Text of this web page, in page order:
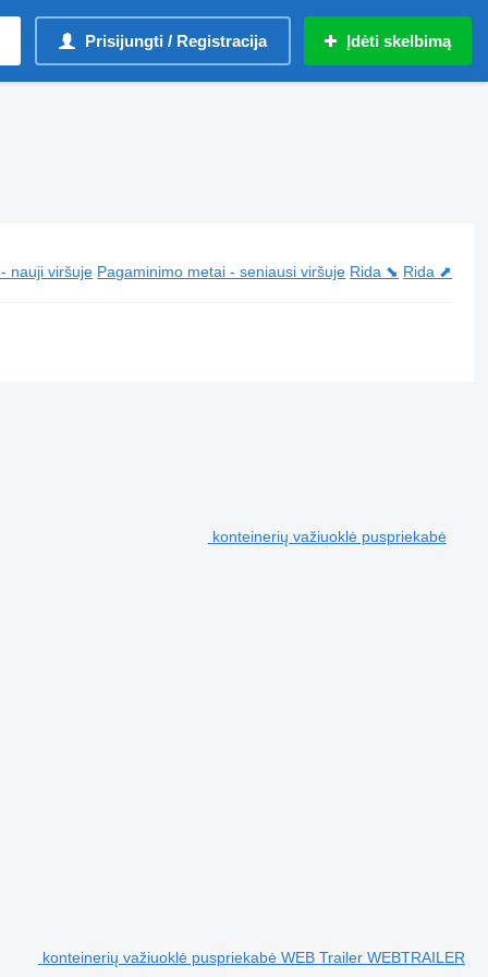
Prisijungti / Registracija Įdėti skelbimą
nauji viršuje Pagaminimo metai - seniausi viršuje Rida ⬊ Rida ⬈
konteinerių važiuoklė puspriekabė
konteinerių važiuoklė puspriekabė WEB Trailer WEBTRAILER